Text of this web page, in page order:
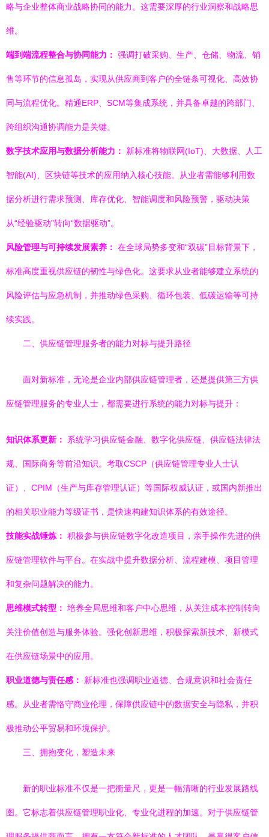
略与企业整体商业战略协同的能力。这需要深厚的行业洞察和战略思
维。
端到端流程整合与协同能力： 强调打破采购、生产、仓储、物流、销
售等环节的信息孤岛，实现从供应商到客户的全链条可视化、高效协
同与流程优化。精通ERP、SCM等集成系统，并具备卓越的跨部门、
跨组织沟通协调能力是关键。
数字技术应用与数据分析能力： 新标准将物联网(IoT)、大数据、人工
智能(AI)、区块链等技术的应用纳入核心技能。从业者需能够利用数
据分析进行需求预测、库存优化、智能调度和风险预警，驱动决策
从“经验驱动”转向“数据驱动”。
风险管理与可持续发展素养： 在全球局势多变和“双碳”目标背景下，
标准高度重视供应链的韧性与绿色化。这要求从业者能够建立系统的
风险评估与应急机制，并推动绿色采购、循环包装、低碳运输等可持
续实践。
二、供应链管理服务者的能力对标与提升路径
面对新标准，无论是企业内部供应链管理者，还是提供第三方供
应链管理服务的专业人士，都需要进行系统的能力对标与提升：
知识体系更新： 系统学习供应链金融、数字化供应链、供应链法律法
规、国际商务等前沿知识。考取CSCP（供应链管理专业人士认
证）、CPIM（生产与库存管理认证）等国际权威认证，或国内新推出
的相关职业能力等级证书，是快速构建知识体系的有效途径。
技能实战锤炼： 积极参与供应链数字化改造项目，亲手操作先进的供
应链管理软件与平台。在实战中提升数据分析、流程建模、项目管理
和复杂问题解决的能力。
思维模式转型： 培养全局思维和客户中心思维，从关注成本控制转向
关注价值创造与服务体验。强化创新思维，积极探索新技术、新模式
在供应链场景中的应用。
职业道德与责任感： 新标准也强调职业道德、合规意识和社会责任
感。从业者需恪守商业伦理，保障供应链中的数据安全与隐私，并积
极推动公平贸易和环境保护。
三、拥抱变化，塑造未来
新的职业标准不仅是一把衡量尺，更是一幅清晰的行业发展路线
图。它标志着供应链管理职业化、专业化进程的加速。对于供应链管